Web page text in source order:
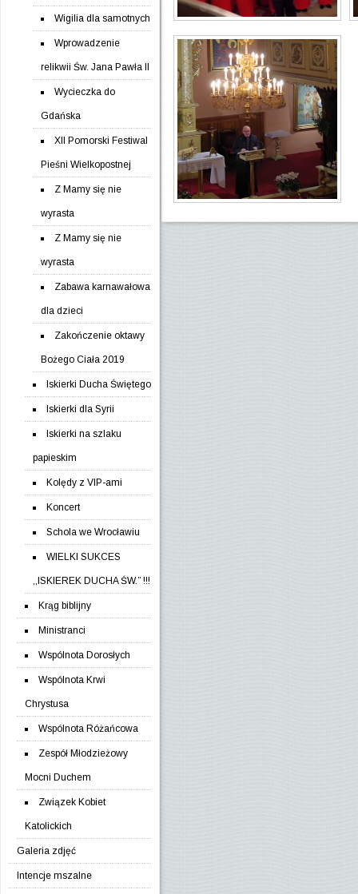
Wigilia dla samotnych
Wprowadzenie
relikwii Św. Jana Pawła II
Wycieczka do
Gdańska
XII Pomorski Festiwal
Pieśni Wielkopostnej
Z Mamy się nie
wyrasta
Z Mamy się nie
wyrasta
Zabawa karnawałowa
dla dzieci
Zakończenie oktawy
Bożego Ciała 2019
Iskierki Ducha Świętego
Iskierki dla Syrii
Iskierki na szlaku
papieskim
Kolędy z VIP-ami
Koncert
Schola we Wrocławiu
WIELKI SUKCES
,,ISKIEREK DUCHA ŚW.” !!!
Krąg biblijny
Ministranci
Wspólnota Dorosłych
Wspólnota Krwi
Chrystusa
Wspólnota Różańcowa
Zespół Młodzieżowy
Mocni Duchem
Związek Kobiet
Katolickich
Galeria zdjęć
Intencje mszalne